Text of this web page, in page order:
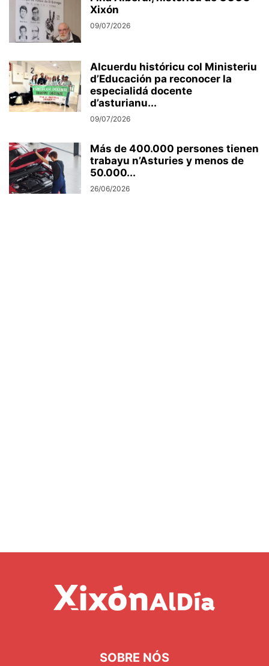
Xixón
09/07/2026
Alcuerdu históricu col Ministeriu
d’Educación pa reconocer la
especialidá docente
d’asturianu...
09/07/2026
Más de 400.000 persones tienen
trabayu n’Asturies y menos de
50.000...
26/06/2026
SOBRE NÓS